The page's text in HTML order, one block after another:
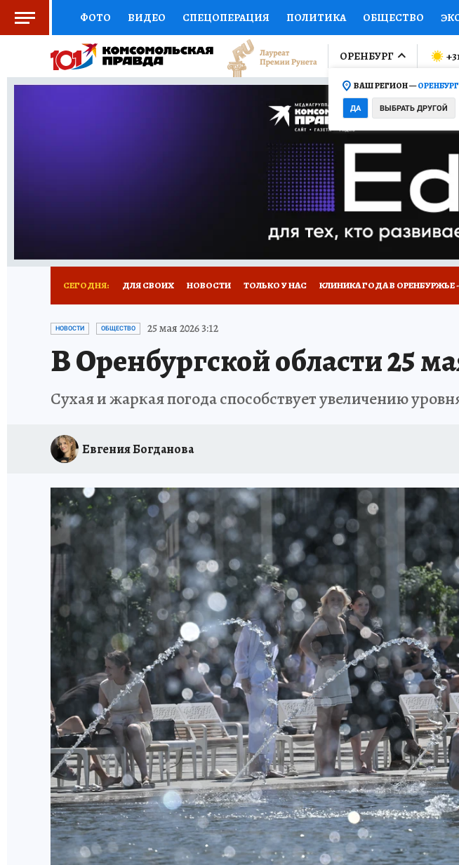
ФОТО ВИДЕО СПЕЦОПЕРАЦИЯ ПОЛИТИКА ОБЩЕСТВО
СОЦПОДДЕРЖКА НАУКА СПОРТ КОЛУМНИСТЫ
ВЫБОР ЭКСПЕРТОВ ДОКТОР ФИНАНСЫ ОТКРЫВАЕМ МИР Я
ПРОГНОЗЫ НА СПОРТ ПРОМОКОДЫ СЕРИАЛЫ
ТЕЛЕВИЗОР КОЛЛЕКЦИИ
НОВОЕ НА САЙТЕ
ОРЕНБУРГ
ВАШ РЕГИОН —ОРЕНБУРГ
ДА ВЫБРАТЬ ДРУГОЙ
СЕГОДНЯ: ДЛЯ СВОИХ НОВОСТИ ТОЛЬКО У НАС КЛИНИКА ГОДА В ОРЕНБУРЖЬЕ -
СПОРТАКТИВ ОРЕНБУРЖЬЯ - 2025
ИСПЫТАНО НА СЕБЕ
НОВОСТИ ОБЩЕСТВО 25 мая 2026 3:12
В Оренбургской области 25
Сухая и жаркая погода способствует увеличению
Евгения Богданова